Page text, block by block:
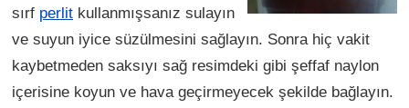
sırf perlit kullanmışsanız sulayın
ve suyun iyice süzülmesini sağlayın. Sonra hiç vakit
kaybetmeden saksıyı sağ resimdeki gibi şeffaf naylon
içerisine koyun ve hava geçirmeyecek şekilde bağlayın.